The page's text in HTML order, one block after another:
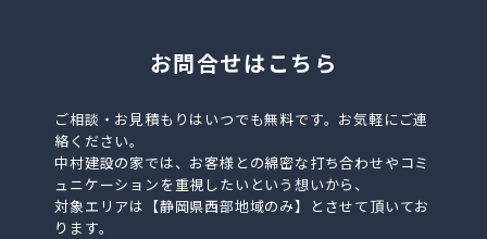
お問合せはこちら
ご相談・お見積もりはいつでも無料です。お気軽にご連
絡ください。
中村建設の家では、お客様との綿密な打ち合わせやコミ
ュニケーションを重視したいという想いから、
対象エリアは【静岡県西部地域のみ】とさせて頂いてお
ります。